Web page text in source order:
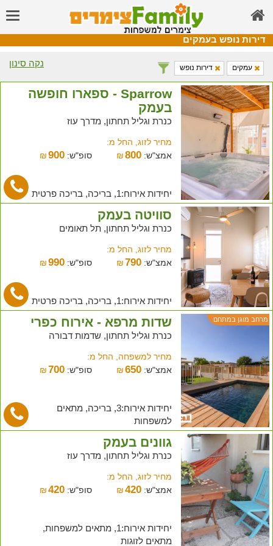
דירות נופש בעמקים
נקה סינון עמקים דירות נופש
Sparrow - ספארו חופשה
בעמק
כנרת וגליל תחתון, מדרך עוז
מחיר לזוג, החל מ:
אמצ"ש:
₪800 סופ"ש: ₪ 900
יחידות אירוח:1, בריכה, בריכה פרטית
סוויטה בעמק
כנרת וגליל תחתון, תל תאומים
מחיר לזוג, החל מ:
אמצ"ש:
₪790 סופ"ש: ₪ 990
יחידות אירוח:1, בריכה, בריכה פרטית
מרחב מוגן במתחם שדות מרפא - אירוח כפרי
כנרת וגליל תחתון, שדמות דבורה
מחיר למשפחה, החל מ:
אמצ"ש:
₪650 סופ"ש: ₪ 700
יחידות אירוח:3, בריכה, מתאים
למשפחות
גוונים בעמק
כנרת וגליל תחתון, מדרך עוז
מחיר לזוג, החל מ:
אמצ"ש:
₪420 סופ"ש: ₪ 420
יחידות אירוח:1, מתאים למשפחות,
מתאים לזוגות